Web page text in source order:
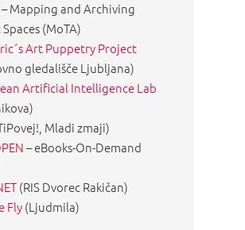
– Mapping and Archiving
(MoTA)
Art Puppetry Project
gledališče Ljubljana)
Artificial Intelligence Lab
Mladi zmaji)
– eBooks-On-Demand
(RIS Dvorec Rakičan)
Fly(Ljudmila)